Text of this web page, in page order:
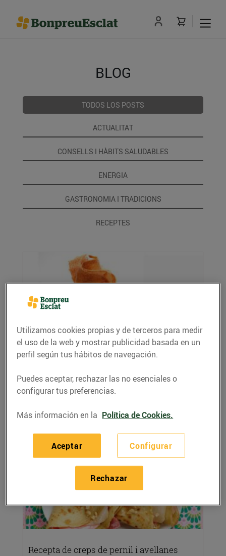
BLOG
TODOS LOS POSTS
ACTUALITAT
CONSELLS I HÀBITS SALUDABLES
ENERGIA
GASTRONOMIA I TRADICIONS
RECEPTES
Recepta de flors de foie gras amb compota
19/junio/2020
Ingredients per a 4 persones: 250 g de foie gras
Recepta de creps de pernil i avellanes
Utilizamos cookies propias y de terceros para medir
el uso de la web y mostrar publicidad basada en un
perfil según tus hábitos de navegación.
Puedes aceptar, rechazar las no esenciales o
configurar tus preferencias.
Más información en la Política de Cookies.
Configurar
Rechazar
Aceptar